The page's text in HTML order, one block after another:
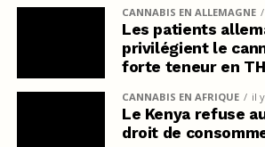
CANNABIS EN ALLEMAGNE
Les patients
privilégient le
forte teneur en
CANNABIS EN AFRIQUE il
Le Kenya refuse
droit de